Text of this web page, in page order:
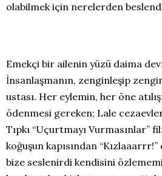
olabilmek için nerelerden
Emekçi bir ailenin yüzü daima
İnsanlaşmanın, zenginleşip
ustası. Her eylemin, her öne
ödenmesi gereken; Lale
Tıpkı “Uçurtmayı Vurmasınlar”
koğuşun kapısından
bize seslenirdi kendisini